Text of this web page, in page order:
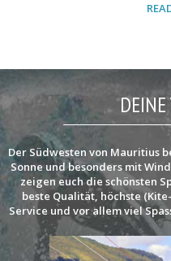
Der Südwesten von Mauritius
Sonne und besonders mit
zeigen euch die schönsten
beste Qualität, höchste
Service und vor allem viel